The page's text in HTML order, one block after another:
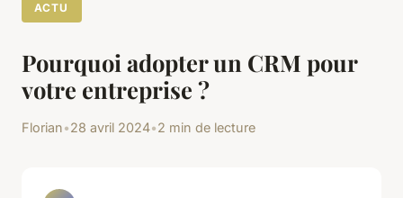
ACTU
Pourquoi adopter un CRM pour
votre entreprise ?
Florian•28 avril 2024•2 min de lecture